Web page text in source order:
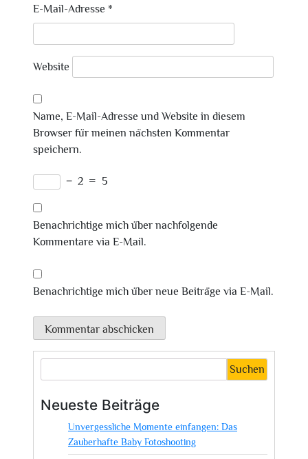
E-Mail-Adresse *
Website
Name, E-Mail-Adresse und Website in diesem
Browser für meinen nächsten Kommentar
speichern.
− 2 = 5
Benachrichtige mich über nachfolgende
Kommentare via E-Mail.
Benachrichtige mich über neue Beiträge via E-Mail.
Suchen
Neueste Beiträge
Unvergessliche Momente einfangen: Das
Zauberhafte Baby Fotoshooting